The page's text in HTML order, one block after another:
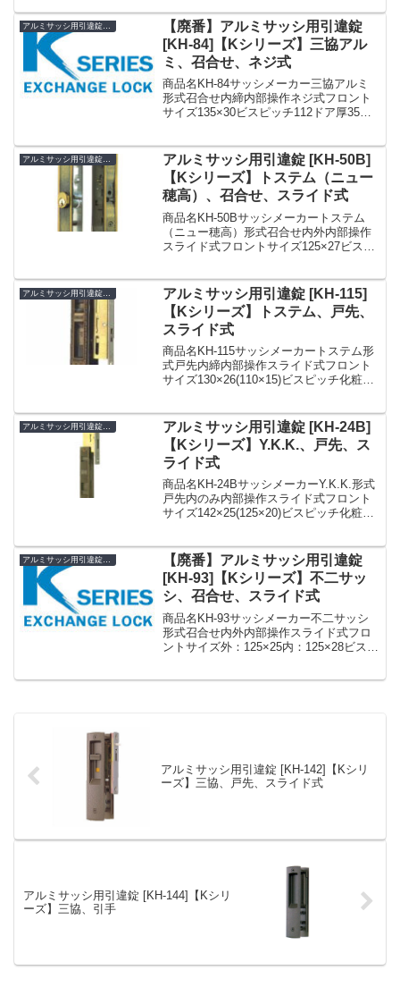
【廃番】アルミサッシ用引違錠
[KH-84]【Kシリーズ】三協アル
ミ、召合せ、ネジ式
商品名KH-84サッシメーカー三協アルミ
形式召合せ内締内部操作ネジ式フロント
サイズ135×30ビスピッチ112ドア厚35備
アルミサッシ用引違錠 KH
アルミサッシ用引違錠 [KH-50B]
【Kシリーズ】トステム（ニュー
穂高）、召合せ、スライド式
商品名KH-50Bサッシメーカートステム
（ニュー穂高）形式召合せ内外内部操作
スライド式フロントサイズ125×27ビスピ
付 ・召合せ 内外 ・引違錠 鍵...
アルミサッシ用引違錠 [KH-115]
【Kシリーズ】トステム、戸先、
スライド式
商品名KH-115サッシメーカートステム形
式戸先内締内部操作スライド式フロント
サイズ130×26(110×15)ビスピッチ化粧
錠SDK-1150(KH-1...
アルミサッシ用引違錠 [KH-24B]
【Kシリーズ】Y.K.K.、戸先、ス
ライド式
商品名KH-24BサッシメーカーY.K.K.形式
戸先内のみ内部操作スライド式フロント
サイズ142×25(125×20)ビスピッチ化粧
KH24B)☆☆引...
アルミサッシ用引違錠 KH
【廃番】アルミサッシ用引違錠
[KH-93]【Kシリーズ】不二サッ
シ、召合せ、スライド式
商品名KH-93サッシメーカー不二サッシ
形式召合せ内外内部操作スライド式フロ
ントサイズ外：125×25内：125×28ビスピ
アルミサッシ用引違錠 [KH-142]【Kシリ
ーズ】三協、戸先、スライド式
アルミサッシ用引違錠 [KH-144]【Kシリ
ーズ】三協、引手